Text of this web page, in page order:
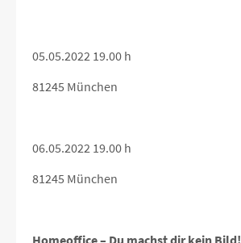
05.05.2022 19.00 h
81245 München
06.05.2022 19.00 h
81245 München
Homeoffice – Du machst dir kein Bild!